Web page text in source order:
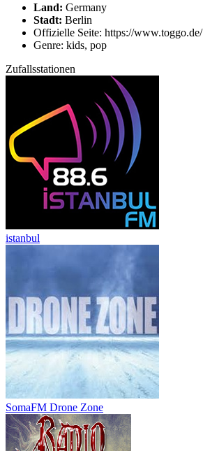
Land: Germany
Stadt: Berlin
Offizielle Seite: https://www.toggo.de/
Genre: kids, pop
Zufallsstationen
istanbul
SomaFM Drone Zone